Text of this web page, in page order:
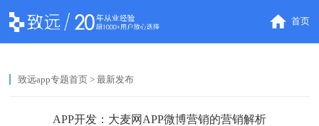
首页
致远app专题首页 > 最新发布
APP开发：大麦网APP微博营销的营销解析